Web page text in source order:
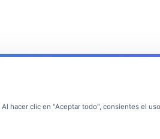
hacer clic en "Aceptar todo", consientes el uso